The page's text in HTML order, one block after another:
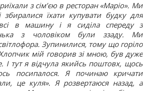
з сімʼєю в ресторан «Маріо». Ми
збиралися їхати купувати будку для
в машину і я сиділа спереду з
з чоловіком були ззаду. Ми
Зупинилися, тому що горіло
мій говорив зі мною, був дуже
І тут я відчула якийсь поштовх, щось
посипалося. Я починаю кричати
це куля». Я розвертаюся назад, а